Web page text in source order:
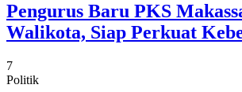
Pengurus Baru PKS
Walikota, Siap Perkuat
7
Politik